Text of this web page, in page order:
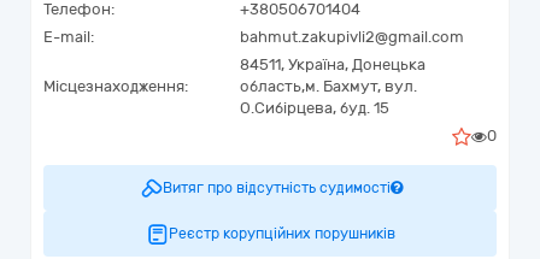
Телефон:
+380506701404
E-mail:
bahmut.zakupivli2@gmail.com
Місцезнаходження:
84511, Україна, Донецька
область,м. Бахмут, вул.
О.Сибірцева, буд. 15
0
Витяг про відсутність судимості
Реєстр корупційних порушників